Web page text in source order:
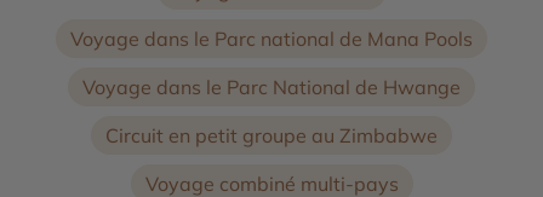
Voyage dans le Parc national de Mana Pools
Voyage dans le Parc National de Hwange
Circuit en petit groupe au Zimbabwe
Voyage combiné multi-pays